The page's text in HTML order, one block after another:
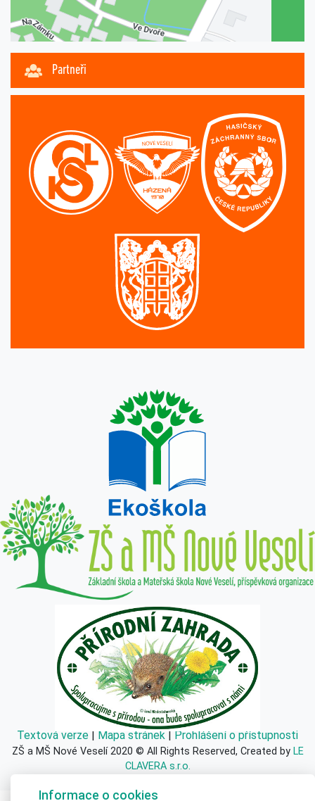
Partneři
Textová verze | Mapa stránek | Prohlášení o přístupnosti
ZŠ a MŠ Nové Veselí 2020 © All Rights Reserved, Created by LE
CLAVERA s.r.o.
Informace o cookies